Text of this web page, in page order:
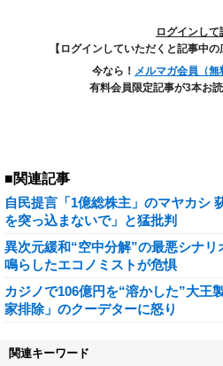
ログインして
【ログインしていただくと記事中
今なら！ メルマガ会員（無
有料会員限定記事が3本お読
■関連記事
自民提言「1億総株主」のマヤカシ
を突っ込まないで」と猛批判
異次元緩和“空中分解”の最悪シナ
鳴らしたエコノミストが危惧
カジノで106億円を“溶かした”大王
家排除」のクーデターに怒り
関連キーワード